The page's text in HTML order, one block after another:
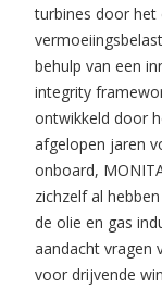
turbines door het
behulp van een
integrity
ontwikkeld door
afgelopen jaren
onboard,
zichzelf al
de olie en gas
aandacht vragen
voor drijvende